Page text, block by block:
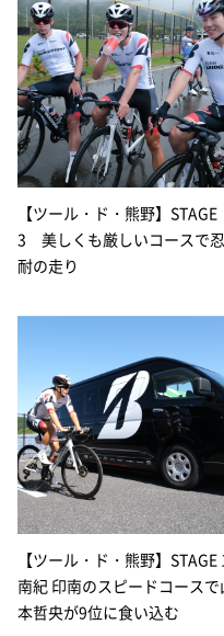
【ツール・ド・熊野】STAGE
3 美しくも厳しいコースで忍
耐の走り
【ツール・ド・熊野】STAGE
南紀 印南のスピードコースで
本哲央が9位に食い込む